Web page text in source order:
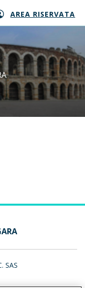
AREA RISERVATA
SAS